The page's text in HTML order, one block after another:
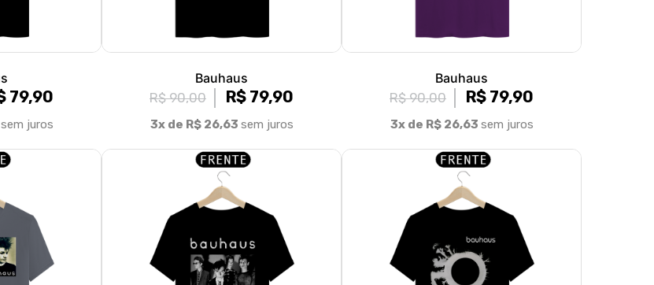
79,90
sem juros
Bauhaus
R$ 90,00
R$ 79,90
3x de R$ 26,63 sem juros
Bauhaus
R$ 90,00
R$ 79,90
3x de R$ 26,63 sem juros